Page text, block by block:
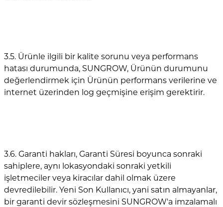
3.5. Ürünle ilgili bir kalite sorunu veya performans
hatası durumunda, SUNGROW, Ürünün durumunu
değerlendirmek için Ürünün performans verilerine ve
internet üzerinden log geçmişine erişim gerektirir.
3.6. Garanti hakları, Garanti Süresi boyunca sonraki
sahiplere, aynı lokasyondaki sonraki yetkili
işletmeciler veya kiracılar dahil olmak üzere
devredilebilir. Yeni Son Kullanıcı, yani satın almayanlar,
bir garanti devir sözleşmesini SUNGROW'a imzalamalı